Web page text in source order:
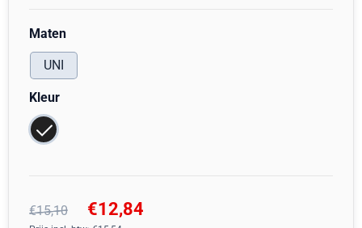
Maak een keuze voor
Maten
UNI
Maak een keuze voor
Kleur
€15,10 €12,84